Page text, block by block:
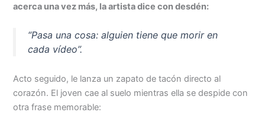
acerca una vez más, la artista dice con desdén:
“Pasa una cosa: alguien tiene que morir en
cada vídeo”.
Acto seguido, le lanza un zapato de tacón directo al
corazón. El joven cae al suelo mientras ella se despide con
otra frase memorable: